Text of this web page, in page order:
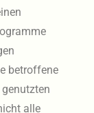
betroffene
alle